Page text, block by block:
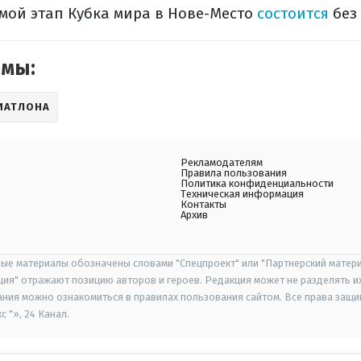
этап Кубка мира в Нове-Место состоится
Рекламодателям
Правила пользования
Политика конфиденциальности
Техническая информация
Контакты
Архив
материалы обозначены словами "Спецпроект" или "Партнерский
отражают позицию авторов и героев. Редакция может не разделять
можно ознакомиться в правилах пользования сайтом. Все права
"», 24 Канал.